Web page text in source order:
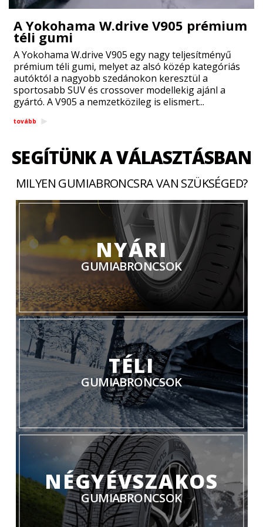
A Yokohama W.drive V905 prémium
téli gumi
A Yokohama W.drive V905 egy nagy teljesítményű
prémium téli gumi, melyet az alsó közép kategóriás
autóktól a nagyobb szedánokon keresztül a
sportosabb SUV és crossover modellekig ajánl a
gyártó. A V905 a nemzetközileg is elismert...
tovább
SEGÍTÜNK A VÁLASZTÁSBAN
MILYEN GUMIABRONCSRA VAN SZÜKSÉGED?
NYÁRI
GUMIABRONCSOK
TÉLI
GUMIABRONCSOK
NÉGYÉVSZAKOS
GUMIABRONCSOK